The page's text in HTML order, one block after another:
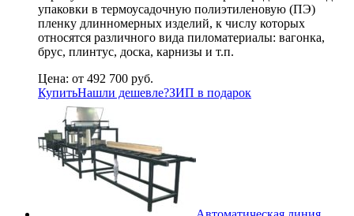
упаковки в термоусадочную полиэтиленовую (ПЭ)
пленку длинномерных изделий, к числу которых
относятся различного вида пиломатериалы: вагонка,
брус, плинтус, доска, карнизы и т.п.
Цена: от 492 700 руб.
КупитьНашли дешевле?ЗИП в подарок